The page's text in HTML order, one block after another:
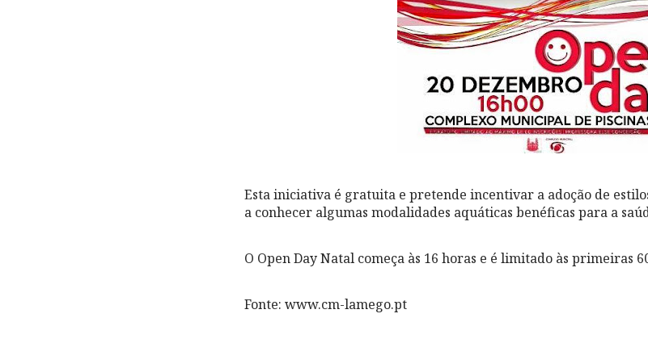
Esta iniciativa é gratuita e pretende incentivar a adoção de
a conhecer algumas modalidades aquáticas benéficas para a
O Open Day Natal começa às 16 horas e é limitado às primeiras
Fonte: www.cm-lamego.pt